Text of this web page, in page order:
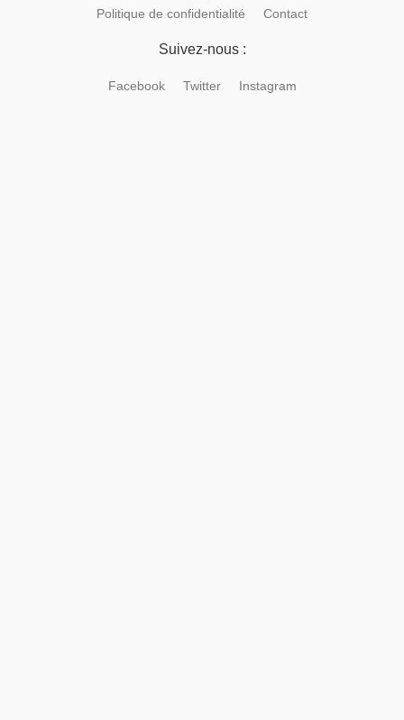
Politique de confidentialité
Contact
Suivez-nous :
Facebook Twitter Instagram